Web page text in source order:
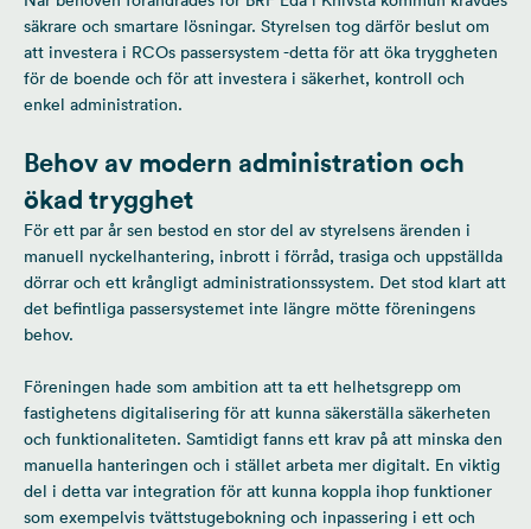
säkrare och smartare lösningar. Styrelsen tog därför beslut om
att investera i RCOs passersystem -detta för att öka tryggheten
för de boende och för att investera i säkerhet, kontroll och
enkel administration.
Behov av modern administration och
ökad trygghet
För ett par år sen bestod en stor del av styrelsens ärenden i
manuell nyckelhantering, inbrott i förråd, trasiga och uppställda
dörrar och ett krångligt administrationssystem. Det stod klart att
det befintliga passersystemet inte längre mötte föreningens
behov.
Föreningen hade som ambition att ta ett helhetsgrepp om
fastighetens digitalisering för att kunna säkerställa säkerheten
och funktionaliteten. Samtidigt fanns ett krav på att minska den
manuella hanteringen och i stället arbeta mer digitalt. En viktig
del i detta var integration för att kunna koppla ihop funktioner
som exempelvis tvättstugebokning och inpassering i ett och